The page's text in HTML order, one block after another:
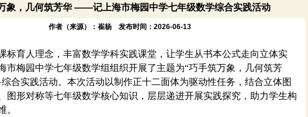
象，几何筑芳华 ——记上海市梅园中学七年级数学综合实践活动
作者（来源）：崔杨 发布时间：2026-06-13
标育人理念，丰富数学学科实践课堂，让学生从书本公式走向立体实
市梅园中学七年级数学组组织开展了主题为“巧手筑万象，几何筑芳
合实践活动。本次活动以制作正十二面体为驱动性任务，结合立体图
图形对称等七年级数学核心知识，层层递进开展实践探究，助力学生构
。